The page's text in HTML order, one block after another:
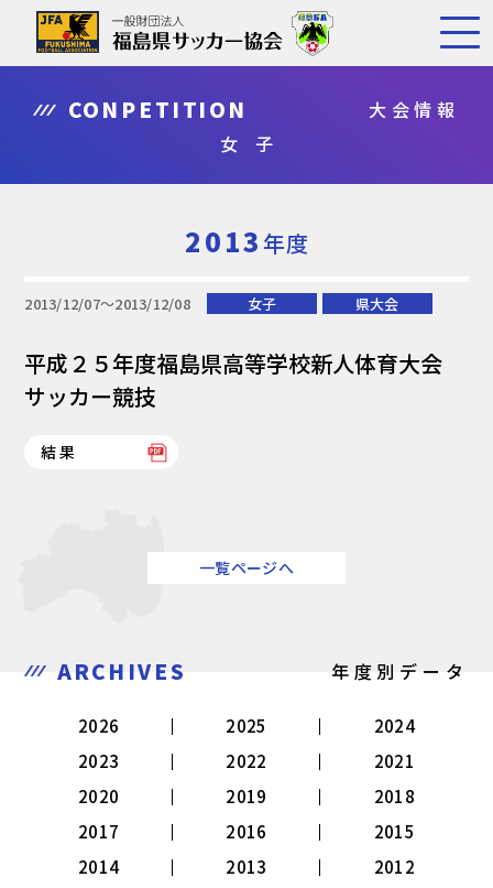
CONPETITION
大会情報
女 子
2013年度
2013/12/07〜2013/12/08 女子 県大会
平成２５年度福島県高等学校新人体育大会
サッカー競技
結果
一覧ページへ
ARCHIVES 年度別データ
2026 2025
2024
2023
2022
2021
2020
2019
2018
2017
2016
2015
2014
2013
2012